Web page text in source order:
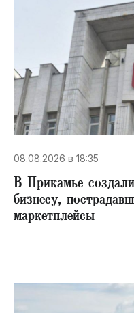
08.08.2026 в 18:35
В Прикамье
бизнесу,
маркетплейсы